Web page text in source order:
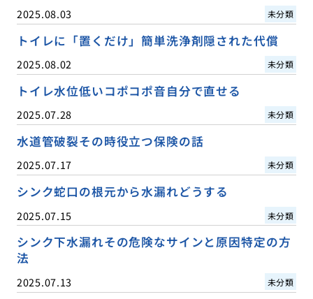
2025.08.03 未分類
トイレに「置くだけ」簡単洗浄剤隠された代償
2025.08.02 未分類
トイレ水位低いコポコポ音自分で直せる
2025.07.28 未分類
水道管破裂その時役立つ保険の話
2025.07.17 未分類
シンク蛇口の根元から水漏れどうする
2025.07.15 未分類
シンク下水漏れその危険なサインと原因特定の方
法
2025.07.13 未分類